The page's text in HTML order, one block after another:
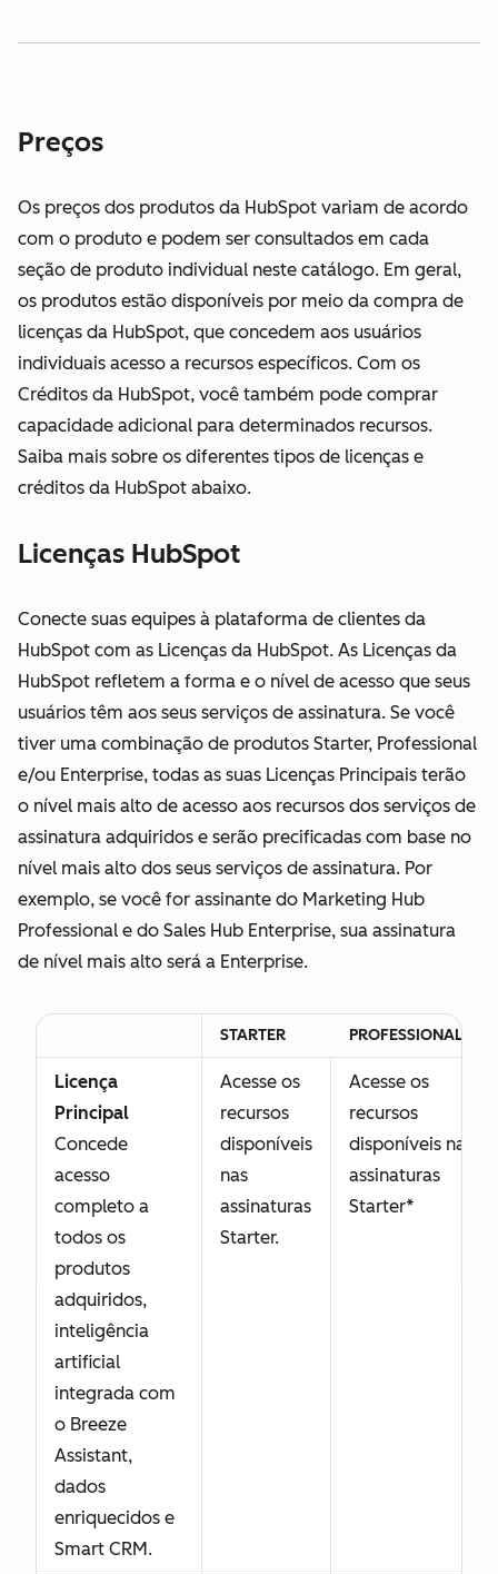
Preços
Os preços dos produtos da HubSpot variam de acordo
com o produto e podem ser consultados em cada
seção de produto individual neste catálogo. Em geral,
os produtos estão disponíveis por meio da compra de
licenças da HubSpot, que concedem aos usuários
individuais acesso a recursos específicos. Com os
Créditos da HubSpot, você também pode comprar
capacidade adicional para determinados recursos.
Saiba mais sobre os diferentes tipos de licenças e
créditos da HubSpot abaixo.
Licenças HubSpot
Conecte suas equipes à plataforma de clientes da
HubSpot com as Licenças da HubSpot. As Licenças da
HubSpot refletem a forma e o nível de acesso que seus
usuários têm aos seus serviços de assinatura. Se você
tiver uma combinação de produtos Starter, Professional
e/ou Enterprise, todas as suas Licenças Principais terão
o nível mais alto de acesso aos recursos dos serviços de
assinatura adquiridos e serão precificadas com base no
nível mais alto dos seus serviços de assinatura. Por
exemplo, se você for assinante do Marketing Hub
Professional e do Sales Hub Enterprise, sua assinatura
de nível mais alto será a Enterprise.
STARTER PROFESSIONAL
Licença
Principal
Concede
acesso
completo a
todos os
produtos
adquiridos,
inteligência
artificial
integrada com
o Breeze
Assistant,
dados
enriquecidos e
Smart CRM.
Acesse os
recursos
disponíveis
nas
assinaturas
Starter.
Acesse os
recursos
disponíveis nas
assinaturas
Starter*